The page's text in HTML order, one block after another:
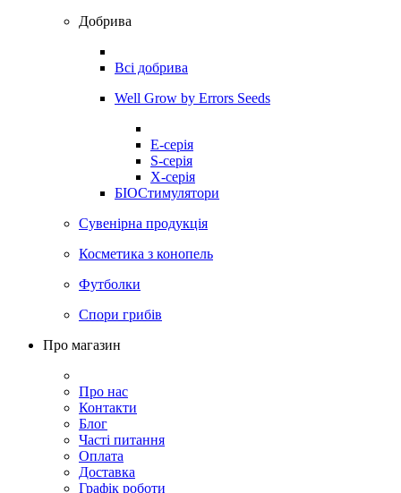
Добрива
Всі добрива
Well Grow by Errors Seeds
E-серія
S-серія
X-серія
БІОСтимулятори
Сувенірна продукція
Косметика з конопель
Футболки
Спори грибів
Про магазин
Про нас
Контакти
Блог
Часті питання
Оплата
Доставка
Графік роботи